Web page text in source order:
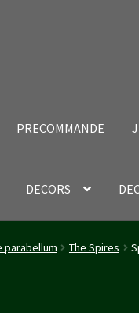
PRECOMMANDE
DECORS
Success Page
parabellum The Spires